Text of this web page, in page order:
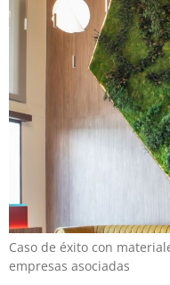
Caso de éxito con
empresas asociadas